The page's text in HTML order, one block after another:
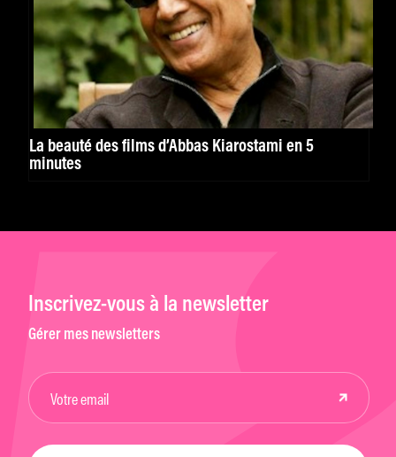
La beauté des films d’Abbas Kiarostami en 5
minutes
Inscrivez-vous à la newsletter
Gérer mes newsletters